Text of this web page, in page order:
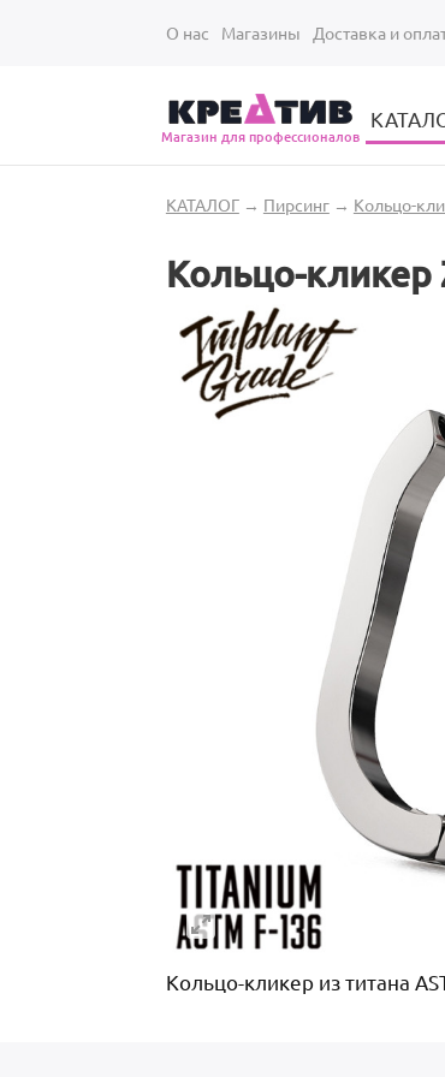
О нас Магазины Доставка и
Магазин для профессионалов
Вы здесь
КАТАЛОГ→ Пирсинг→ Кольцо-
Кольцо-кликер
Кольцо-кликер из титана